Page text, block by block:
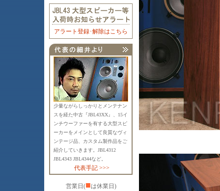
アラート登録･解除はこちら
少量ながらしっかりとメンテナン
スを経た中古『JBL43XX』、15イ
ンチウーファーを有する大型スピ
ーカーをメインとして良質なヴィ
ンテージ品、カスタム製作品をご
紹介していきます。JBL4312
JBL4343 JBL4344など。
代表手記 >>>
営業日(■は休業日)